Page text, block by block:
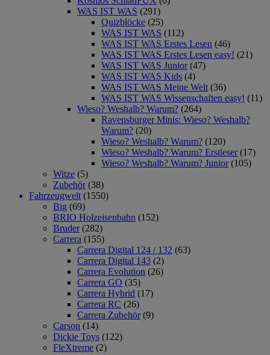
WAS IST WAS (291)
Quizblöcke (25)
WAS IST WAS (112)
WAS IST WAS Erstes Lesen (46)
WAS IST WAS Erstes Lesen easy! (21)
WAS IST WAS Junior (47)
WAS IST WAS Kids (4)
WAS IST WAS Meine Welt (36)
WAS IST WAS Wissenschaften easy! (11)
Wieso? Weshalb? Warum? (264)
Ravensburger Minis: Wieso? Weshalb?
Warum? (20)
Wieso? Weshalb? Warum? (120)
Wieso? Weshalb? Warum? Erstleser (17)
Wieso? Weshalb? Warum? Junior (105)
Witze (5)
Zubehör (38)
Fahrzeugwelt (1550)
Big (69)
BRIO Holzeisenbahn (152)
Bruder (282)
Carrera (155)
Carrera Digital 124 / 132 (63)
Carrera Digital 143 (2)
Carrera Evolution (26)
Carrera GO (35)
Carrera Hybrid (17)
Carrera RC (26)
Carrera Zubehör (9)
Carson (14)
Dickie Toys (122)
FleXtreme (2)